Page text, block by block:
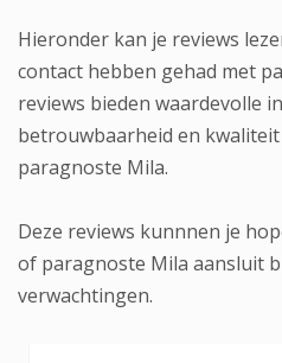
Hieronder kan je reviews
contact hebben gehad met
reviews bieden waardevolle
betrouwbaarheid en
paragnoste Mila.
Deze reviews kunnnen je
of paragnoste Mila aansluit
verwachtingen.